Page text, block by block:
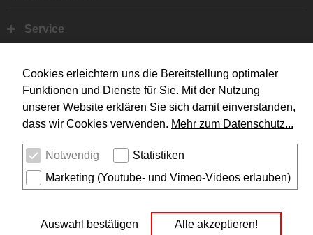
Cookies erleichtern uns die Bereitstellung optimaler
Funktionen und Dienste für Sie. Mit der Nutzung
unserer Website erklären Sie sich damit einverstanden,
dass wir Cookies verwenden. Mehr zum Datenschutz...
Notwendig
Statistiken
Marketing (Youtube- und Vimeo-Videos erlauben)
Auswahl bestätigen Alle akzeptieren!
Service
Social Media